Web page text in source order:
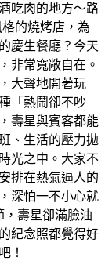
吃肉的地方～路
的燒烤店，為
慶生餐廳？今天
非常寬敞自在。
大聲地開著玩
「熱鬧卻不吵
壽星與賓客都能
、生活的壓力拋
光之中。大家不
排在熱氣逼人的
深怕一不小心就
，壽星卻滿臉油
紀念照都覺得好
！